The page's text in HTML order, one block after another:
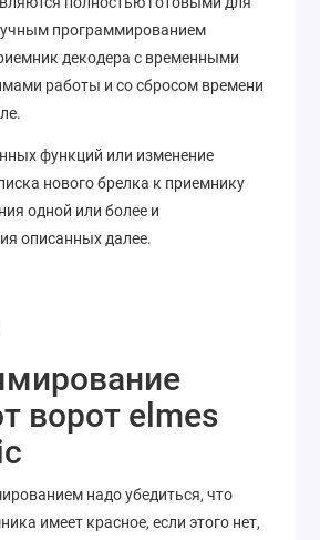
программированием
декодера с временными
работы и со сбросом времени
функций или изменение
нового брелка к приемнику
одной или более и
описанных далее.
ворот elmes
надо убедиться, что
имеет красное, если этого нет,